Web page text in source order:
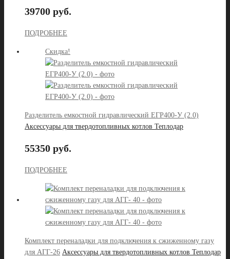
39700 руб.
ПОДРОБНЕЕ
Скидка!
Разделитель емкостной гидравлический ЕГР400-У (2.0)
Аксессуары для твердотопливных котлов Теплодар
55350 руб.
ПОДРОБНЕЕ
Комплект переналадки для подключения к сжиженному газу
для АГГ-26 Аксессуары для твердотопливных котлов Теплодар